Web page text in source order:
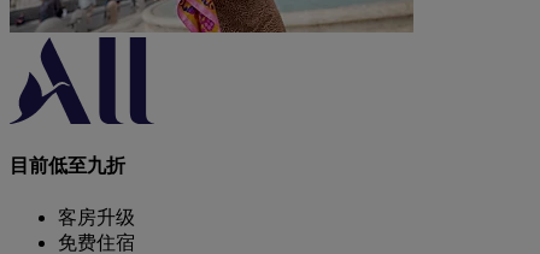
目前低至九折
客房升级
免费住宿